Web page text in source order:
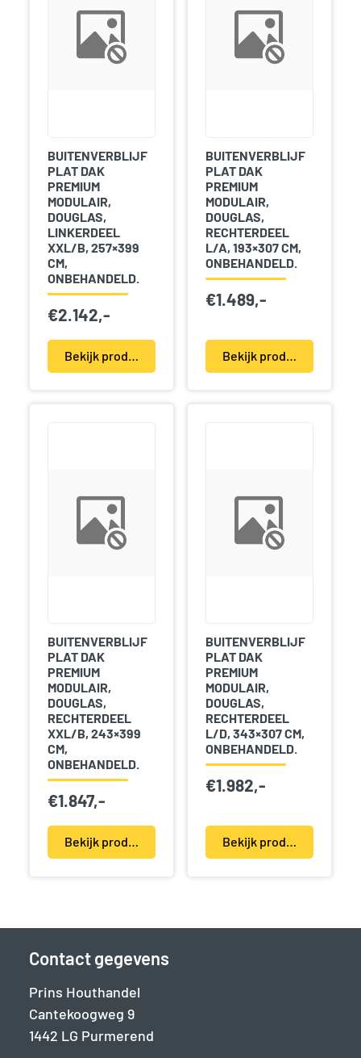
BUITENVERBLIJF
PLAT DAK
PREMIUM
MODULAIR,
DOUGLAS,
LINKERDEEL
XXL/B, 257×399
CM,
ONBEHANDELD.
€2.142,-
Bekijk product(en)
BUITENVERBLIJF
PLAT DAK
PREMIUM
MODULAIR,
DOUGLAS,
RECHTERDEEL
L/A, 193×307 CM,
ONBEHANDELD.
€1.489,-
Bekijk product(en)
BUITENVERBLIJF
PLAT DAK
PREMIUM
MODULAIR,
DOUGLAS,
RECHTERDEEL
XXL/B, 243×399
CM,
ONBEHANDELD.
€1.847,-
Bekijk product(en)
BUITENVERBLIJF
PLAT DAK
PREMIUM
MODULAIR,
DOUGLAS,
RECHTERDEEL
L/D, 343×307 CM,
ONBEHANDELD.
€1.982,-
Bekijk product(en)
Contact gegevens
Prins Houthandel
Cantekoogweg 9
1442 LG Purmerend